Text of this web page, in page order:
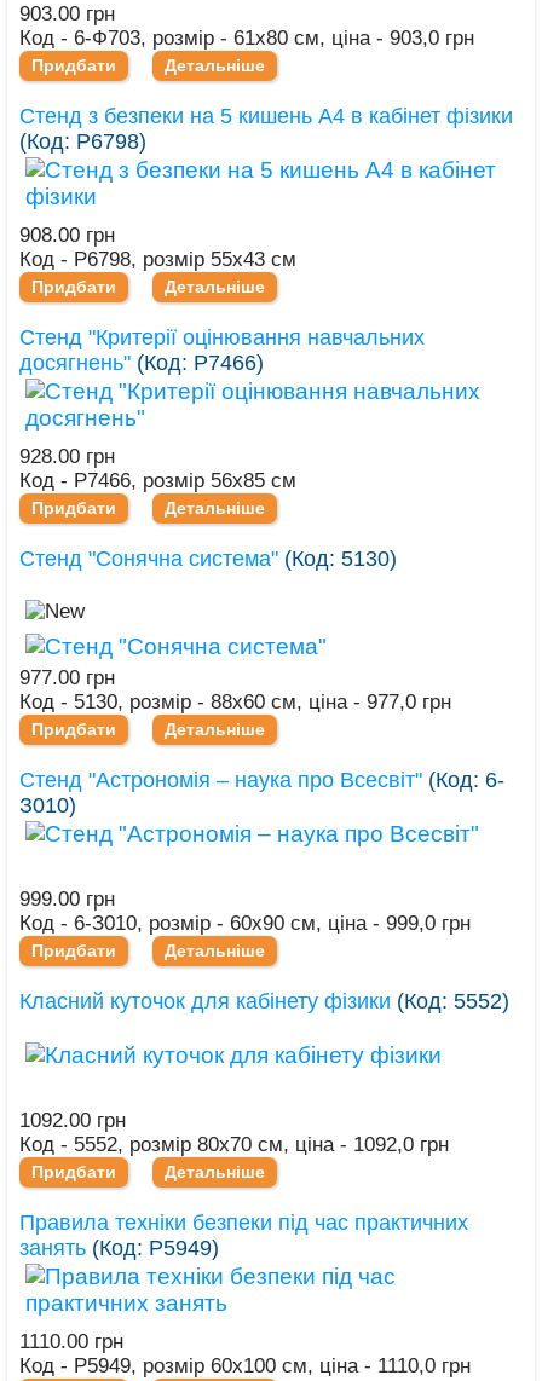
903.00 грн
Код - 6-Ф703, розмір - 61х80 см, ціна - 903,0 грн
Придбати Детальніше
Стенд з безпеки на 5 кишень А4 в кабінет фізики
(Код: Р6798)
908.00 грн
Код - Р6798, розмір 55х43 см
Придбати Детальніше
Стенд "Критерії оцінювання навчальних
досягнень" (Код: Р7466)
928.00 грн
Код - Р7466, розмір 56х85 см
Придбати Детальніше
Стенд "Сонячна система" (Код:5130)
977.00 грн
Код - 5130, розмір - 88х60 см, ціна - 977,0 грн
Придбати Детальніше
Стенд "Астрономія – наука про Всесвіт" (Код: 6-
З010)
999.00 грн
Код - 6-З010, розмір - 60х90 см, ціна - 999,0 грн
Придбати Детальніше
Класний куточок для кабінету фізики (Код:5552)
1092.00 грн
Код - 5552, розмір 80х70 см, ціна - 1092,0 грн
Придбати Детальніше
Правила техніки безпеки під час практичних
занять (Код: Р5949)
1110.00 грн
Код - Р5949, розмір 60х100 см, ціна - 1110,0 грн